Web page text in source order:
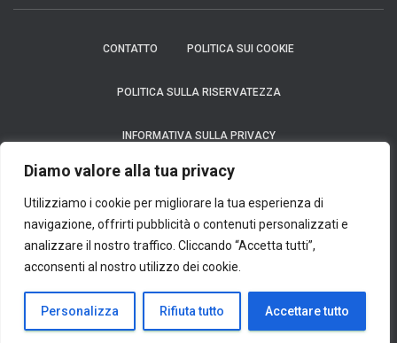
Diamo valore alla tua privacy
Utilizziamo i cookie per migliorare la tua esperienza di
navigazione, offrirti pubblicità o contenuti personalizzati e
analizzare il nostro traffico. Cliccando “Accetta tutti”,
acconsenti al nostro utilizzo dei cookie.
Personalizza Rifiuta tutto Accettare tutto
CONTATTO POLITICA SUI COOKIE
POLITICA SULLA RISERVATEZZA
INFORMATIVA SULLA PRIVACY
Avviso: In nessun caso richiediamo un pagamento per fornire un prodotto
Considerazioni: Ci impegniamo al massimo per garantire l'accuratezza e la
tempestività delle informazioni. Queste informazioni potrebbero differire da quelle
visualizzate sui siti web degli istituti finanziari, dei fornitori di servizi o sul sito web
di un prodotto specifico. Nel caso di istituti non partner, tutti i prodotti finanziari
seleziona un'offerta, si prega di leggere attentamente i termini e le condizioni di
acquisizione degli istituti finanziari.